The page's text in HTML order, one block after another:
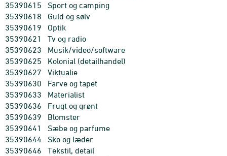
35390615
Sport og camping
35390618
Guld og sølv
35390619
Optik
35390621
Tv og radio
35390623
Musik/video/software
35390625
Kolonial (detailhandel)
35390627
Viktualie
35390630
Farve og tapet
35390633
Materialist
35390636
Frugt og grønt
35390639
Blomster
35390641
Sæbe og parfume
35390644
Sko og læder
35390646
Tekstil, detail